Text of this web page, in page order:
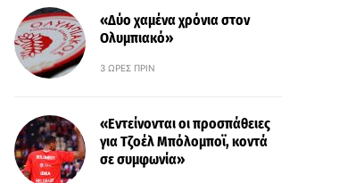
«Δύο χαμένα χρόνια στον
Ολυμπιακό»
3 ΏΡΕΣ ΠΡΙΝ
«Εντείνονται οι προσπάθειες
για Τζοέλ Μπόλομποϊ, κοντά
σε συμφωνία»